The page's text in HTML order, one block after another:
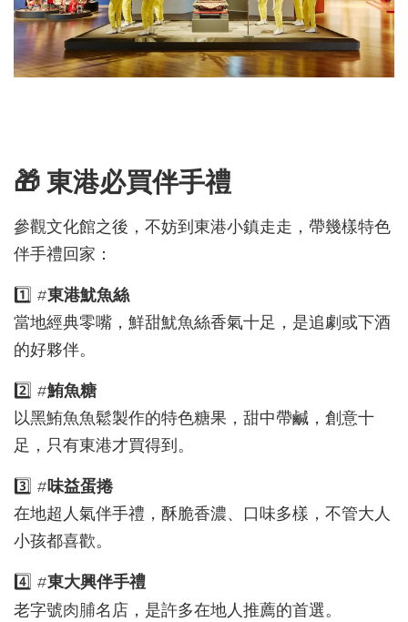
🎁 東港必買伴手禮
參觀文化館之後，不妨到東港小鎮走走，帶幾樣特色
伴手禮回家：
1️⃣ #東港魷魚絲
當地經典零嘴，鮮甜魷魚絲香氣十足，是追劇或下酒
的好夥伴。
2️⃣ #鮪魚糖
以黑鮪魚魚鬆製作的特色糖果，甜中帶鹹，創意十
足，只有東港才買得到。
3️⃣ #味益蛋捲
在地超人氣伴手禮，酥脆香濃、口味多樣，不管大人
小孩都喜歡。
4️⃣ #東大興伴手禮
老字號肉脯名店，是許多在地人推薦的首選。